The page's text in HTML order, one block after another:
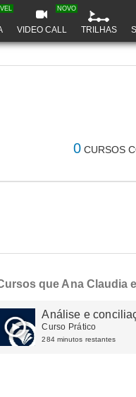
VIDEO CALL
NOVO
TRILHAS
0 CURSOS
que Ana Claudia
Análise e
Curso Prático
284 minutos restantes